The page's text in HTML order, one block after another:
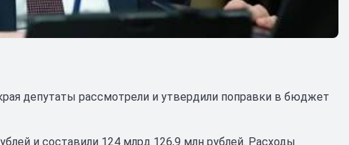
депутаты рассмотрели и утвердили поправки в бюджет
и составили 124 млрд 126,9 млн рублей. Расходы